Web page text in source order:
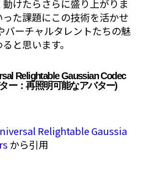
けたらさらに盛り上がりま
た課題にこの技術を活かせ
ーチャルタレントたちの魅
と思います。
Relightable Gaussian Codec
ー：再照明可能なアバター)
Relightable Gaussia
から引用